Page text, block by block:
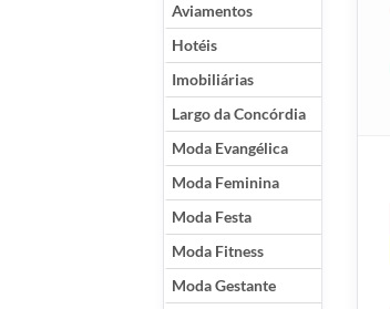
Aviamentos
Hotéis
Imobiliárias
Largo da Concórdia
Moda Evangélica
Moda Feminina
Moda Festa
Moda Fitness
Moda Gestante